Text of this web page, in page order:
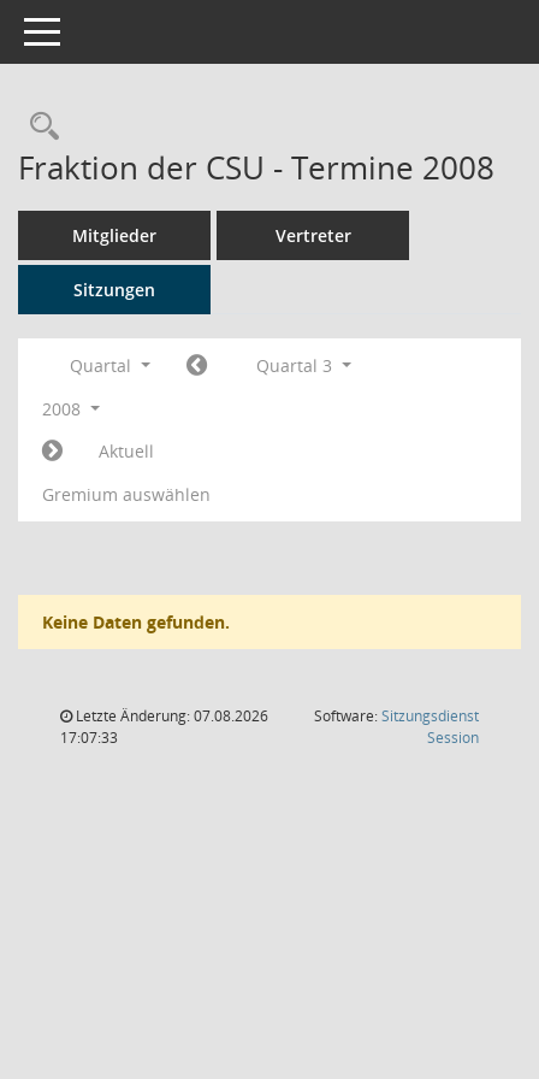
Toggle navigation
Rechercheauswahl
Fraktion der CSU - Termine 2008
Mitglieder Vertreter
Sitzungen
Quartal
Quartal 3
2008
Aktuell
Gremium auswählen
Keine Daten gefunden.
Letzte Änderung: 07.08.2026
17:07:33
Software:Sitzungsdienst
Session(Wird in